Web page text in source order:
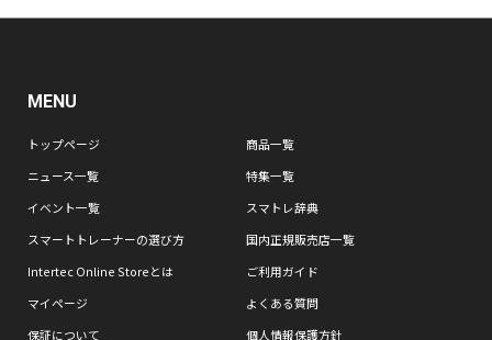
MENU
トップページ
商品一覧
ニュース一覧
特集一覧
イベント一覧
スマトレ辞典
スマートトレーナーの選び方
国内正規販売店一覧
Intertec Online Storeとは
ご利用ガイド
マイページ
よくある質問
保証について
個人情報保護方針